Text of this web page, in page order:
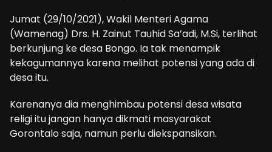
Jumat (29/10/2021), Wakil Menteri Agama
(Wamenag) Drs. H. Zainut Tauhid Sa’adi, M.Si, terlihat
berkunjung ke desa Bongo. Ia tak menampik
kekagumannya karena melihat potensi yang ada di
desa itu.
Karenanya dia menghimbau potensi desa wisata
religi itu jangan hanya dikmati masyarakat
Gorontalo saja, namun perlu diekspansikan.